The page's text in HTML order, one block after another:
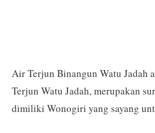
Air Terjun Binangun Watu Jadah
Terjun Watu Jadah, merupakan
dimiliki Wonogiri yang sayang